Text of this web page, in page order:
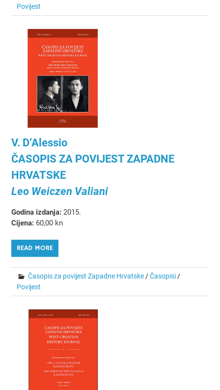
Povijest
V. D’Alessio
ČASOPIS ZA POVIJEST ZAPADNE
HRVATSKE
Leo Weiczen Valiani
Godina izdanja:2015.
Cijena:60,00 kn
READ MORE
Časopis za povijest Zapadne Hrvatske/Časopisi/
Povijest